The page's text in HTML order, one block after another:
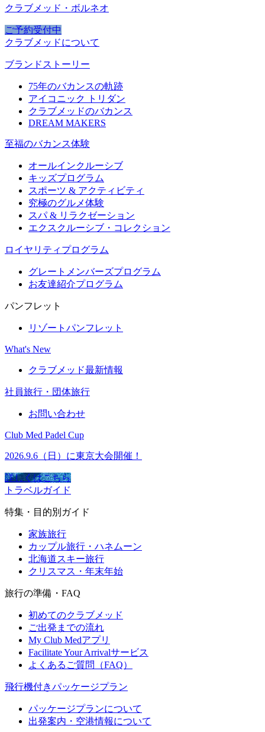
クラブメッド・ボルネオ
ご予約受付中
クラブメッドについて
ブランドストーリー
75年のバカンスの軌跡
アイコニック トリダン
クラブメッドのバカンス
DREAM MAKERS
至福のバカンス体験
オールインクルーシブ
キッズプログラム
スポーツ & アクティビティ​
究極のグルメ体験
スパ & リラクゼーション
エクスクルーシブ・コレクション
ロイヤリティプログラム
グレートメンバーズプログラム
お友達紹介プログラム
パンフレット
リゾートパンフレット
What's New
クラブメッド最新情報
社員旅行・団体旅行
お問い合わせ
Club Med Padel Cup
2026.9.6（日）に東京大会開催！
詳しくはこちら
トラベルガイド
特集・目的別ガイド
家族旅行
カップル旅行・ハネムーン
北海道スキー旅行
クリスマス・年末年始
旅行の準備・FAQ
初めてのクラブメッド
ご出発までの流れ
My Club Medアプリ
Facilitate Your Arrivalサービス
よくあるご質問（FAQ）
飛行機付きパッケージプラン
パッケージプランについて
出発案内・空港情報について